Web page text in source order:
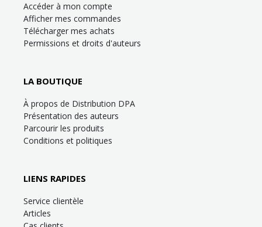
Accéder à mon compte
Afficher mes commandes
Télécharger mes achats
Permissions et droits d'auteurs
LA BOUTIQUE
À propos de Distribution DPA
Présentation des auteurs
Parcourir les produits
Conditions et politiques
LIENS RAPIDES
Service clientèle
Articles